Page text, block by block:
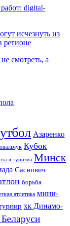
digital-
исчезнуть из
регионе
смотреть, а
Азаренко
Кубок
и туризма Минск
Саснович
борьба
атлетика мини-
хк Динамо-